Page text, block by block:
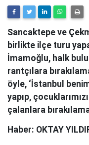
Sancaktepe ve
birlikte ilçe turu
İmamoğlu, halk
rantçılara
öyle, ‘İstanbul
yapıp,
çalanlara
Haber: OKTAY